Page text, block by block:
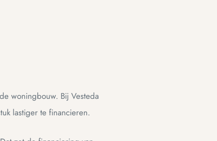
woningbouw. Bij Vesteda
lastiger te financieren.